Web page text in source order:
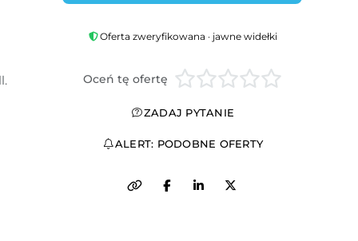
Oferta zweryfikowana · jawne widełki
Oceń tę ofertę
ZADAJ PYTANIE
ALERT: PODOBNE OFERTY